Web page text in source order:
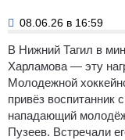
08.06.26 в 16:59
В Нижний Тагил в
Харламова — эту
Молодежной
привёз
нападающий
Пузеев. Встречали